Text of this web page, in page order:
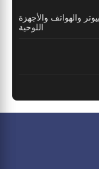
والهواتف والأجهزة
اللوحية